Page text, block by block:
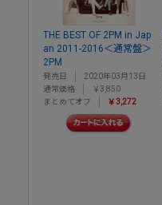
THE BEST OF 2PM in Jap
an 2011-2016＜通常盤＞
2PM
発売日
2020年03月13日
通常価格
￥3,850
まとめてオフ
￥3,272